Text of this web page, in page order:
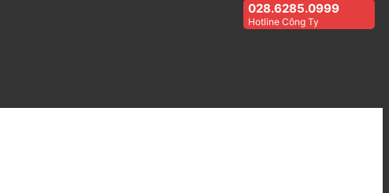
028.6285.0999
Hotline Công Ty